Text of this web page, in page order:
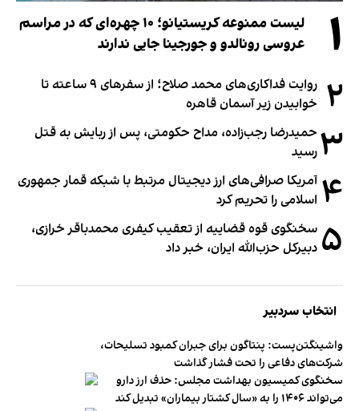
۱
لیست ممنوعه کریستیانو؛ ۱۰ چهره‌ای که در مراسم
عروسی رونالدو و جورجینا جایی ندارند
۲
روایت فداکاری‌های محمد صلاح؛ از سفرهای ۹ ساعته تا
خوابیدن زیر آسمان قاهره
۳ حمیدرضا رجب‌زاده، مداح حکومتی، پس از ربایش به قتل
رسید
۴ آمریکا صرافی‌های ارز دیجیتال مرتبط با شبکه قمار جمهوری
اسلامی را تحریم کرد
۵ سخنگوی قوه قضاییه از تعقیب کیفری محمدباقر خرازی،
دبیر‌کل حزب‌الله ایران، خبر داد
انتخاب سردبیر
واشینگتن‌پست: پنتاگون برای جبران کمبود تسلیحات،
شرکت‌های دفاعی را تحت فشار گذاشت
سخنگوی کمیسیون بهداشت مجلس: حذف ارز دارو
می‌تواند ۱۴۰۶ را به «سال کشتار بیماران» تبدیل کند